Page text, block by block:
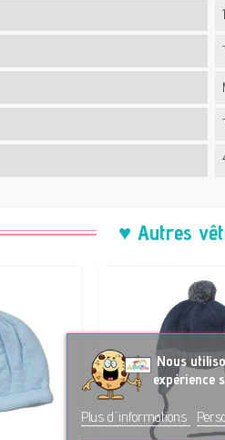
♥ Autres
Nous
expérience
Plus d'informations